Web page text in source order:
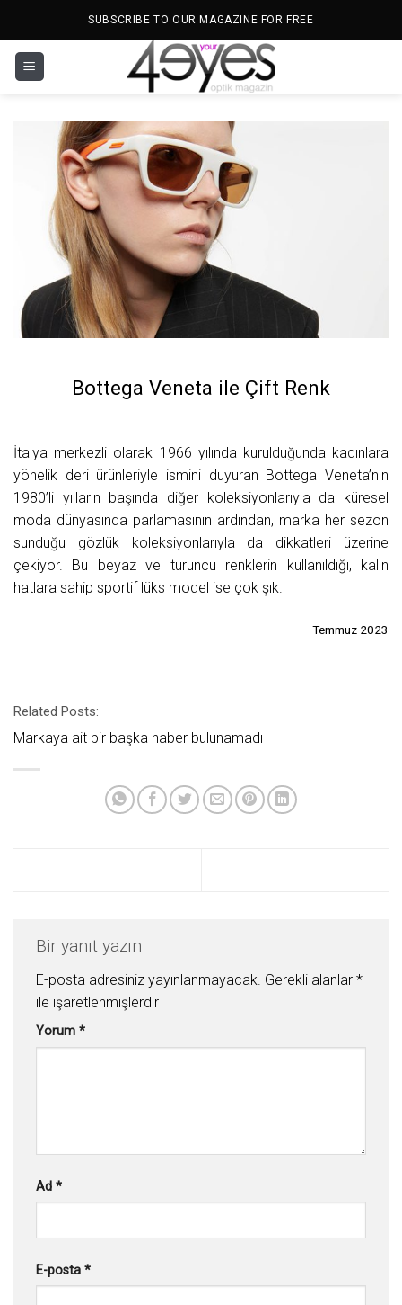
SUBSCRIBE TO OUR MAGAZINE FOR FREE
Bottega Veneta ile Çift Renk
İtalya merkezli olarak 1966 yılında kurulduğunda kadınlara
yönelik deri ürünleriyle ismini duyuran Bottega Veneta’nın
1980’li yılların başında diğer koleksiyonlarıyla da küresel
moda dünyasında parlamasının ardından, marka her sezon
sunduğu gözlük koleksiyonlarıyla da dikkatleri üzerine
çekiyor. Bu beyaz ve turuncu renklerin kullanıldığı, kalın
hatlara sahip sportif lüks model ise çok şık.
Temmuz 2023
Related Posts:
Markaya ait bir başka haber bulunamadı
Bir yanıt yazın
E-posta adresiniz yayınlanmayacak. Gerekli alanlar *
ile işaretlenmişlerdir
Yorum *
Ad *
E-posta *